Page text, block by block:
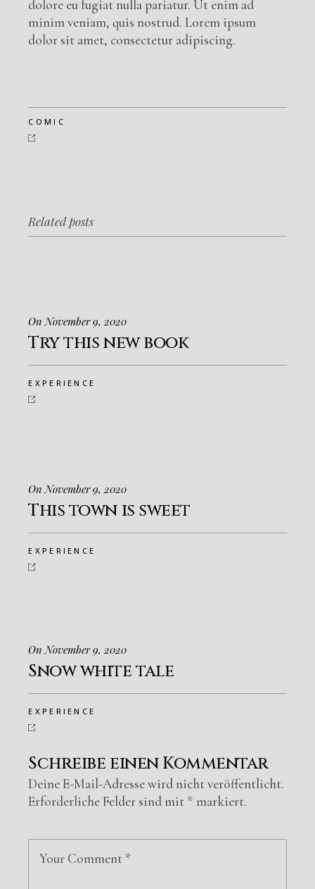
dolore eu fugiat nulla pariatur. Ut enim ad
minim veniam, quis nostrud. Lorem ipsum
dolor sit amet, consectetur adipiscing.
COMIC
Related posts
On November 9, 2020
Try this new book
EXPERIENCE
On November 9, 2020
This town is sweet
EXPERIENCE
On November 9, 2020
Snow white tale
EXPERIENCE
Schreibe einen Kommentar
Deine E-Mail-Adresse wird nicht veröffentlicht.
Erforderliche Felder sind mit * markiert.